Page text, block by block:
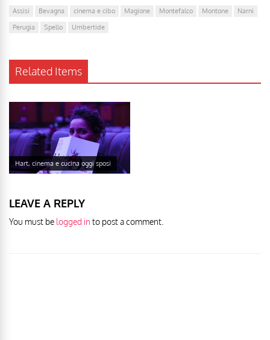
Assisi Bevagna cinema e cibo Magione Montefalco Montone
Narni
Perugia
Spello Umbertide
Related Items
Hart, cinema e cucina oggi sposi
LEAVE A REPLY
You must be logged in to post a comment.